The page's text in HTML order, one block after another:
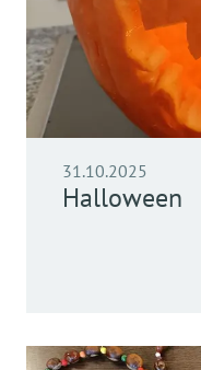
31.10.2025
Halloween